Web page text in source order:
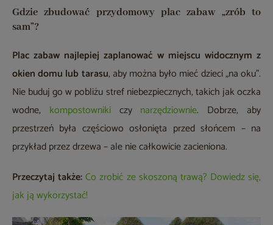
Gdzie zbudować przydomowy plac zabaw „zrób to
sam”?
Plac zabaw najlepiej zaplanować w miejscu widocznym z
okien domu lub tarasu, aby można było mieć dzieci „na oku”.
Nie buduj go w pobliżu stref niebezpiecznych, takich jak oczka
wodne, kompostownikiczy narzędziownie. Dobrze, aby
przestrzeń była częściowo osłonięta przed słońcem – na
przykład przez drzewa – ale nie całkowicie zacieniona.
Przeczytaj także:Co zrobić ze skoszoną trawą? Dowiedz się,
jak ją wykorzystać!